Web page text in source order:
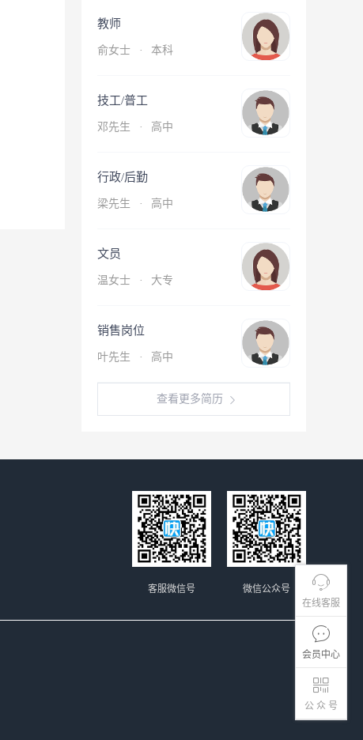
在线客服
会员中心
公 众 号
教师
俞女士 · 本科
技工/普工
邓先生 · 高中
行政/后勤
梁先生 · 高中
文员
温女士 · 大专
销售岗位
叶先生 · 高中
查看更多简历
微信公众号
客服微信号